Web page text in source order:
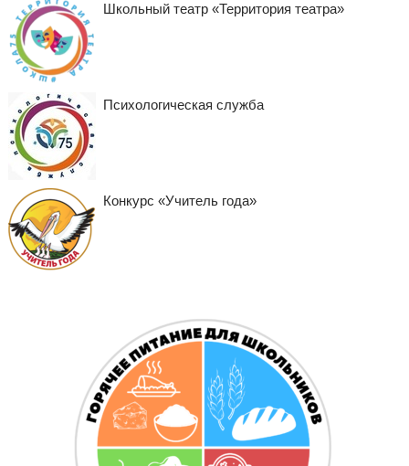
Школьный театр «Территория театра»
Психологическая служба
Конкурс «Учитель года»